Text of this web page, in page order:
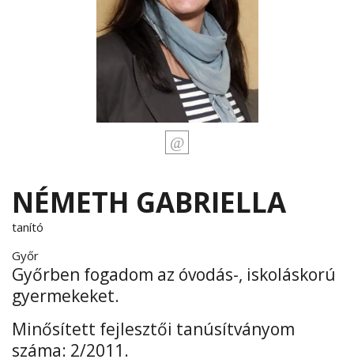
NÉMETH GABRIELLA
tanító
Győr
Győrben fogadom az óvodás-, iskoláskorú
gyermekeket.
Minősített fejlesztői tanúsítványom
száma: 2/2011.